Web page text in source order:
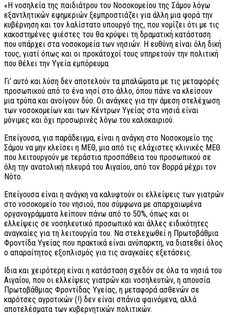
«Η νοσηλεία της παιδιάτρου του Νοσοκομείου της Σάμου λόγω
εξαντλητικών εφημεριών ξεμπροστιάζει για άλλη μια φορά την
κυβέρνηση και τον λαλίστατο υπουργό της, που νομίζει ότι με τις
κακοστημένες φιέστες του θα κρύψει τη δραματική κατάσταση
που υπάρχει στα νοσοκομεία των νησιών. Η ευθύνη είναι όλη δική
τους, γιατί όπως και οι προκάτοχοί τους υπηρετούν την πολιτική
που θέλει την Υγεία εμπόρευμα.
Γι’ αυτό και λύση δεν αποτελούν τα μπαλώματα με τις μεταφορές
προσωπικού από το ένα νησί στο άλλο, όπου πάνε να κλείσουν
μια τρύπα και ανοίγουν δύο. Οι ανάγκες για την άμεση στελέχωση
των νοσοκομείων και των Κέντρων Υγείας στα νησιά είναι
μόνιμες και όχι προσωρινές λόγω του καλοκαιριού.
Επείγουσα, για παράδειγμα, είναι η ανάγκη στο Νοσοκομείο της
Σάμου να μην κλείσει η ΜΕΘ, μια από τις ελάχιστες κλινικές ΜΕΘ
που λειτουργούν με τεράστια προσπάθεια του προσωπικού σε
όλη την ανατολική πλευρά του Αιγαίου, από τον Βορρά μέχρι τον
Νότο.
Επείγουσα είναι η ανάγκη να καλυφτούν οι ελλείψεις των γιατρών
στο νοσοκομείο του νησιού, που σύμφωνα με απαρχαιωμένα
οργανογράμματα λείπουν πάνω από το 50%, όπως και οι
ελλείψεις σε νοσηλευτικό προσωπικό και άλλες ειδικότητες
αναγκαίες για τη λειτουργία του. Να στελεχωθεί η Πρωτοβάθμια
Φροντίδα Υγείας που πρακτικά είναι ανύπαρκτη, να διατεθεί όλος
ο απαραίτητος εξοπλισμός για τις αναγκαίες εξετάσεις.
Ιδια και χειρότερη είναι η κατάσταση σχεδόν σε όλα τα νησιά του
Αιγαίου, που οι ελλείψεις γιατρών και νοσηλευτών, η απουσία
Πρωτοβάθμιας Φροντίδας Υγείας, η μεταφορά ασθενών σε
καρότσες αγροτικών (!) δεν είναι σπάνια φαινόμενα, αλλά
αποτελέσματα των κυβερνητικών πολιτικών.